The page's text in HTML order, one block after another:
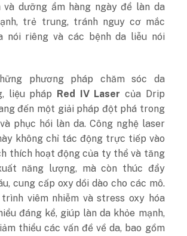
và dưỡng ẩm hàng ngày để làn da
trẻ trung, tránh nguy cơ mắc
nói riêng và các bệnh da liễu nói
phương pháp chăm sóc da
liệu pháp Red IV Laser của Drip
đến một giải pháp đột phá trong
phục hồi làn da. Công nghệ laser
không chỉ tác động trực tiếp vào
thích hoạt động của ty thể và tăng
năng lượng, mà còn thúc đẩy
cung cấp oxy dồi dào cho các mô.
viêm nhiễm và stress oxy hóa
đáng kể, giúp làn da khỏe mạnh,
thiểu các vấn đề về da, bao gồm